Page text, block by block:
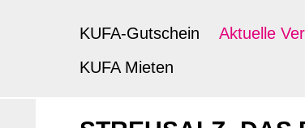
KUFA-Gutschein Aktuelle
KUFA Mieten